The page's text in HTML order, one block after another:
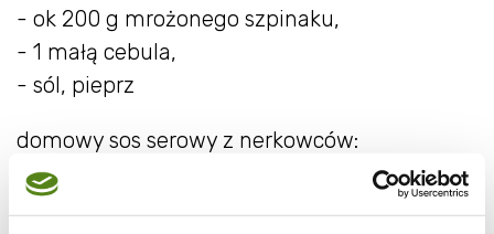
- ok 200 g mrożonego szpinaku,
- 1 małą cebula,
- sól, pieprz
domowy sos serowy z nerkowców:
- 1/4 szklanki nerkowców,